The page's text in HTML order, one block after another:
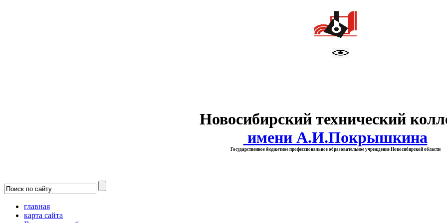
Новосибирский технический
имени А.И.Покрышкина
Государственное бюджетное профессиональное образовательное учреждение Новосибирской области
главная
карта сайта